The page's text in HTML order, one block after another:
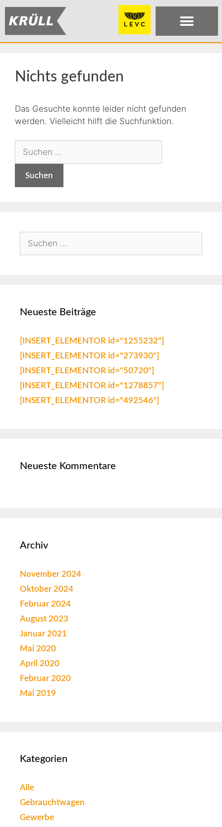
Nichts gefunden
Das Gesuchte konnte leider nicht gefunden
werden. Vielleicht hilft die Suchfunktion.
Neueste Beiträge
[INSERT_ELEMENTOR id="1255232"]
[INSERT_ELEMENTOR id="273930"]
[INSERT_ELEMENTOR id="50720"]
[INSERT_ELEMENTOR id="1278857"]
[INSERT_ELEMENTOR id="492546"]
Neueste Kommentare
Archiv
November 2024
Oktober 2024
Februar 2024
August 2023
Januar 2021
Mai 2020
April 2020
Februar 2020
Mai 2019
Kategorien
Alle
Gebrauchtwagen
Gewerbe